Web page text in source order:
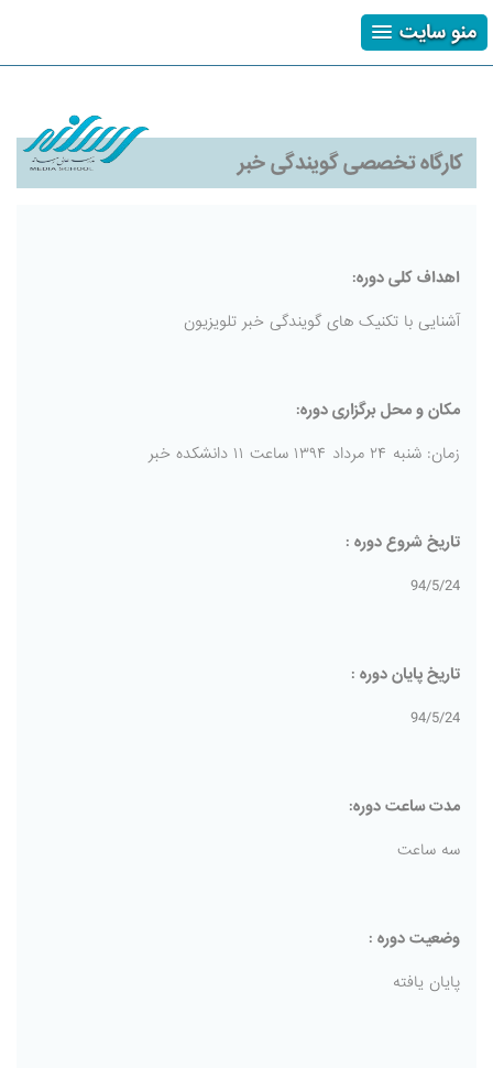
منو سایت
کارگاه تخصصی گویندگی خبر
اهداف کلی دوره:
آشنایی با تکنیک های گویندگی خبر تلویزیون
مکان و محل برگزاری دوره:
زمان: شنبه ۲۴ مرداد ۱۳۹۴ ساعت ۱۱ دانشکده خبر
تاریخ شروع دوره :
94/5/24
تاریخ پایان دوره :
94/5/24
مدت ساعت دوره:
سه ساعت
وضعیت دوره :
پایان یافته